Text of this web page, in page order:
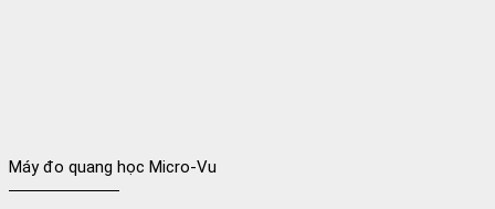
Máy đo quang học Micro-Vu